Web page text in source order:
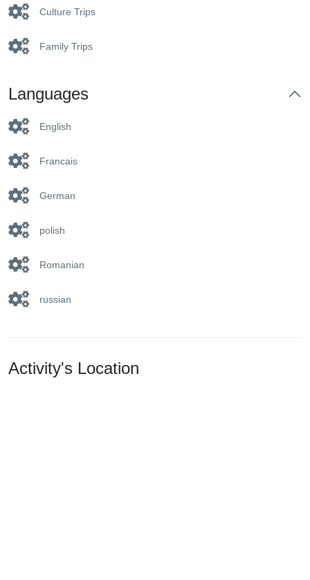
Culture Trips
Family Trips
Languages
English
Francais
German
polish
Romanian
russian
Activity's Location